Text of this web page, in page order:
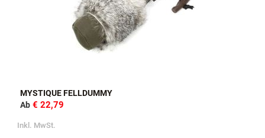
MYSTIQUE FELLDUMMY
Ab € 22,79
Inkl. MwSt.